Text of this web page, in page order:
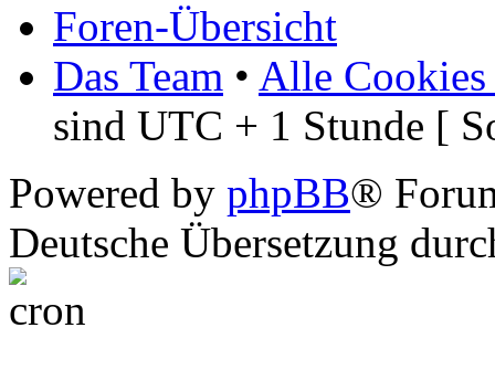
Foren-Übersicht
Das Team • Alle Cookies
sind UTC + 1 Stunde [
Powered by phpBB®
Deutsche Übersetzung